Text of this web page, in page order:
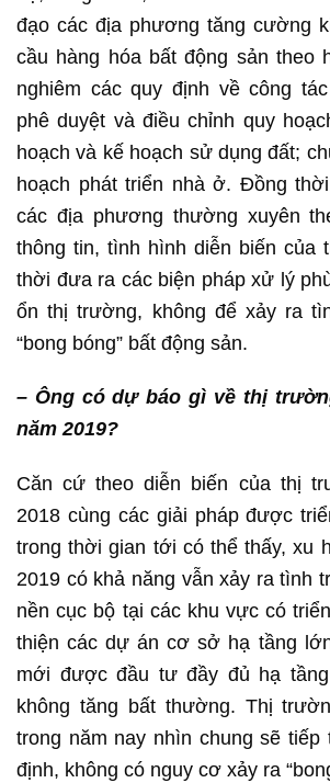
đạo các địa phương tăng cường
cầu hàng hóa bất động sản theo
nghiêm các quy định về công
phê duyệt và điều chỉnh quy
hoạch và kế hoạch sử dụng đất;
hoạch phát triển nhà ở. Đồng
các địa phương thường xuyên
thông tin, tình hình diễn biến của
thời đưa ra các biện pháp xử lý
ổn thị trường, không để xảy ra
“bong bóng” bất động sản.
– Ông có dự báo gì về thị
năm 2019?
Căn cứ theo diễn biến của thị
2018 cùng các giải pháp được
trong thời gian tới có thể thấy, xu
2019 có khả năng vẫn xảy ra tình
nền cục bộ tại các khu vực có
thiện các dự án cơ sở hạ tầng
mới được đầu tư đầy đủ hạ
không tăng bất thường. Thị
trong năm nay nhìn chung sẽ tiếp
định, không có nguy cơ xảy ra